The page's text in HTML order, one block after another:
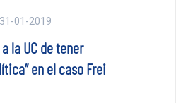
31-01-2019
la UC de tener
en el caso Frei